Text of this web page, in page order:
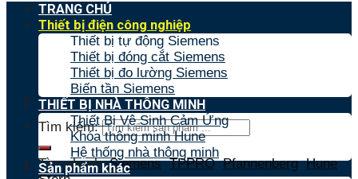
Tìm kiếm:
Tìm nhanh:Siemens,TPPRO,Pfannenberg,Hune,
TRANG CHỦ
Thiết bị điện công nghiệp
Thiết bị tự động Siemens
Thiết bị đóng cắt Siemens
Thiết bị đo lường Siemens
Biến tần Siemens
THIẾT BỊ NHÀ THÔNG MINH
Thiết Bị Vệ Sinh Cảm Ứng
Khóa thông minh Hune
Hệ thống nhà thông minh
Sản phẩm khác